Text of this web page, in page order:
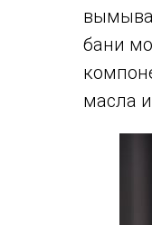
бани
масла